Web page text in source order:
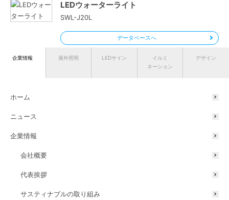
企業情報 屋外照明 LEDサイン
イルミ
ネーション
デザイン
ホーム
ニュース
企業情報
会社概要
代表挨拶
サスティナブルの取り組み
LEDウォーターライト
SWL-J20L
データベースへ
商品カテゴリーへ